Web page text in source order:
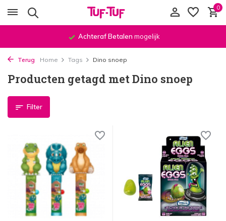
0
Achteraf Betalen mogelijk
Terug Home Tags Dino snoep
Producten getagd met Dino snoep
Filter